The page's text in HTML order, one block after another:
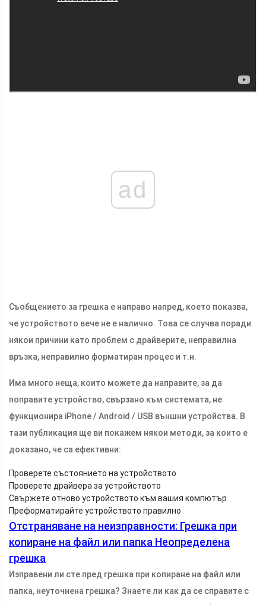
ad
Съобщението за грешка е направо напред, което показва,
че устройството вече не е налично. Това се случва поради
някои причини като проблем с драйверите, неправилна
връзка, неправилно форматиран процес и т.н.
Има много неща, които можете да направите, за да
поправите устройство, свързано към системата, не
функционира iPhone / Android / USB външни устройства. В
тази публикация ще ви покажем някои методи, за които е
доказано, че са ефективни:
Проверете състоянието на устройството
Проверете драйвера за устройството
Свържете отново устройството към вашия компютър
Преформатирайте устройството правилно
Отстраняване на неизправности: Грешка при
копиране на файл или папка Неопределена
грешка
Изправени ли сте пред грешка при копиране на файл или
папка, неуточнена грешка? Знаете ли как да се справите с